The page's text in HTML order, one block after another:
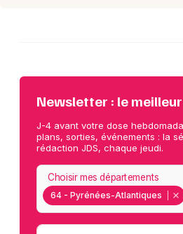
Newsletter : le
J-4 avant votre dose
plans, sorties, événements : la
rédaction JDS, chaque jeudi.
64 - Pyrénées-Atlantiques
Choisir mes départements